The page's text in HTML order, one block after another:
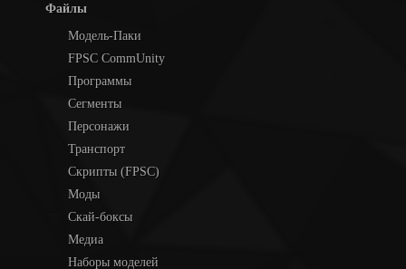
Файлы
Модель-Паки
FPSC CommUnity
Программы
Сегменты
Персонажи
Транспорт
Скрипты (FPSC)
Моды
Скай-боксы
Медиа
Наборы моделей